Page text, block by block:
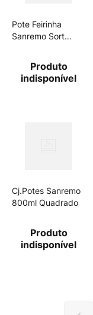
Pote Feirinha
Sanremo Sort
Produto
indisponível
Cj.Potes Sanremo
800ml Quadrado
Produto
indisponível